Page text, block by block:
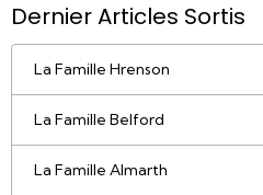
Dernier Articles Sortis
La Famille Hrenson
La Famille Belford
La Famille Almarth